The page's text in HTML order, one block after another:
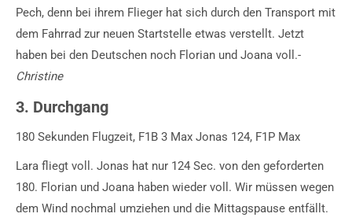
Pech, denn bei ihrem Flieger hat sich durch den Transport mit
dem Fahrrad zur neuen Startstelle etwas verstellt. Jetzt
haben bei den Deutschen noch Florian und Joana voll.-
Christine
3. Durchgang
180 Sekunden Flugzeit, F1B 3 Max Jonas 124, F1P Max
Lara fliegt voll. Jonas hat nur 124 Sec. von den geforderten
180. Florian und Joana haben wieder voll. Wir müssen wegen
dem Wind nochmal umziehen und die Mittagspause entfällt.